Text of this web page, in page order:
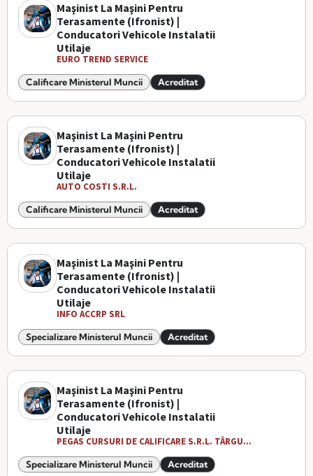
Maşinist La Maşini Pentru
Terasamente (Ifronist) |
Conducatori Vehicole Instalatii
Utilaje
EURO TREND SERVICE
Calificare Ministerul Muncii Acreditat
Maşinist La Maşini Pentru
Terasamente (Ifronist) |
Conducatori Vehicole Instalatii
Utilaje
AUTO COSTI S.R.L.
Calificare Ministerul Muncii Acreditat
Maşinist La Maşini Pentru
Terasamente (Ifronist) |
Conducatori Vehicole Instalatii
Utilaje
INFO ACCRP SRL
Specializare Ministerul Muncii Acreditat
Maşinist La Maşini Pentru
Terasamente (Ifronist) |
Conducatori Vehicole Instalatii
Utilaje
PEGAS CURSURI DE CALIFICARE S.R.L. TÂRGU...
Specializare Ministerul Muncii Acreditat